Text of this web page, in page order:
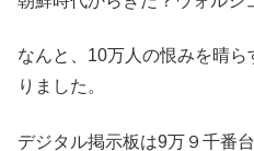
なんと、10万人の恨みを晴
りました。
デジタル掲示板は9万９千番